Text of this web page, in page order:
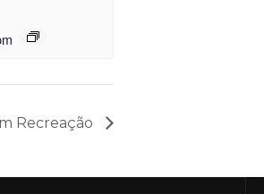
Recreação